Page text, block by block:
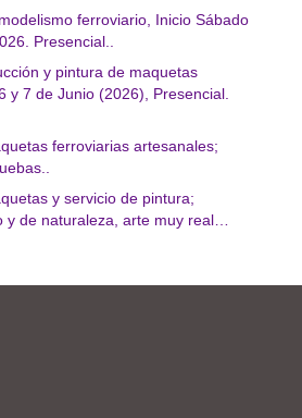
ferroviario, Inicio Sábado
Presencial..
y pintura de maquetas
y 7 de Junio (2026), Presencial.
ferroviarias artesanales;
y servicio de pintura;
y de naturaleza, arte muy real…